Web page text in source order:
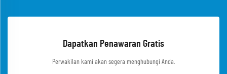
Dapatkan Penawaran Gratis
Perwakilan kami akan segera menghubungi Anda.